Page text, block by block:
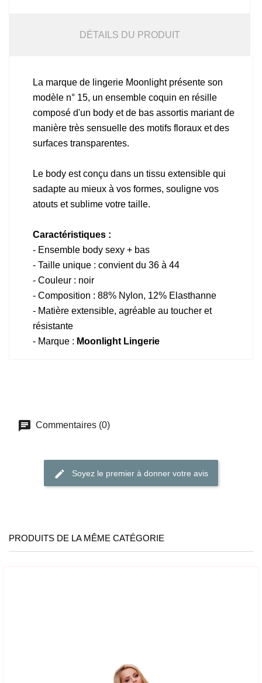
DÉTAILS DU PRODUIT
La marque de lingerie Moonlight présente son
modèle n° 15, un ensemble coquin en résille
composé d'un body et de bas assortis mariant de
manière très sensuelle des motifs floraux et des
surfaces transparentes.
Le body est conçu dans un tissu extensible qui
sadapte au mieux à vos formes, souligne vos
atouts et sublime votre taille.
Caractéristiques :
- Ensemble body sexy + bas
- Taille unique : convient du 36 à 44
- Couleur : noir
- Composition : 88% Nylon, 12% Elasthanne
- Matière extensible, agréable au toucher et
résistante
- Marque : Moonlight Lingerie
Commentaires (0)
Soyez le premier à donner votre avis
PRODUITS DE LA MÊME CATÉGORIE